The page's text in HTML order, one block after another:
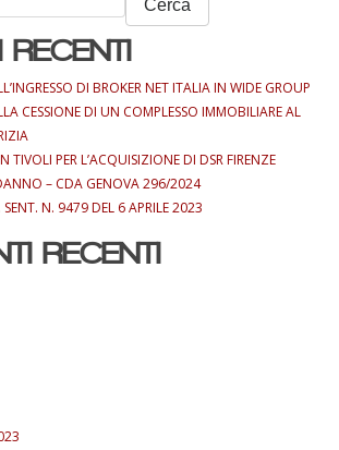
RECENTI
DI BROKER NET ITALIA IN WIDE GROUP
CESSIONE DI UN COMPLESSO IMMOBILIARE AL
TIVOLI PER L’ACQUISIZIONE DI DSR FIRENZE
– CDA GENOVA 296/2024
SENT. N. 9479 DEL 6 APRILE 2023
RECENTI